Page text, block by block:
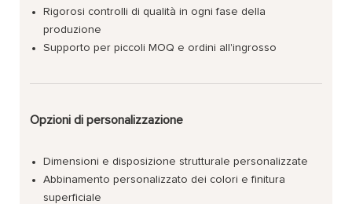
Rigorosi controlli di qualità in ogni fase della
produzione
Supporto per piccoli MOQ e ordini all'ingrosso
Opzioni di personalizzazione
Dimensioni e disposizione strutturale personalizzate
Abbinamento personalizzato dei colori e finitura
superficiale